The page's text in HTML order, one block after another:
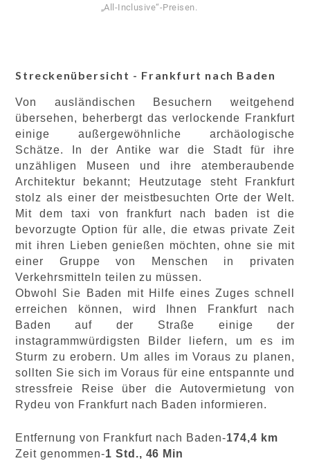
„All-Inclusive“-Preisen.
Streckenübersicht - Frankfurt nach Baden
Von ausländischen Besuchern weitgehend
übersehen, beherbergt das verlockende Frankfurt
einige außergewöhnliche archäologische
Schätze. In der Antike war die Stadt für ihre
unzähligen Museen und ihre atemberaubende
Architektur bekannt; Heutzutage steht Frankfurt
stolz als einer der meistbesuchten Orte der Welt.
Mit dem taxi von frankfurt nach baden
ist die
bevorzugte Option für alle, die etwas private Zeit
mit ihren Lieben genießen möchten, ohne sie mit
einer Gruppe von Menschen in privaten
Verkehrsmitteln teilen zu müssen.
Obwohl Sie Baden mit Hilfe eines Zuges schnell
erreichen können, wird Ihnen Frankfurt nach
Baden auf der Straße einige der
instagrammwürdigsten Bilder liefern, um es im
Sturm zu erobern. Um alles im Voraus zu planen,
sollten Sie sich im Voraus für eine entspannte und
stressfreie Reise über die Autovermietung von
Rydeu von Frankfurt nach Baden informieren.
Entfernung von Frankfurt nach Baden-174,4 km
Zeit genommen-1 Std., 46 Min